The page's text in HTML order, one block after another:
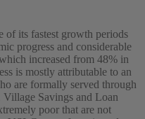
of its fastest growth periods
progress and considerable
increased from 48% in
is mostly attributable to an
are formally served through
Savings and Loan
poor that are not